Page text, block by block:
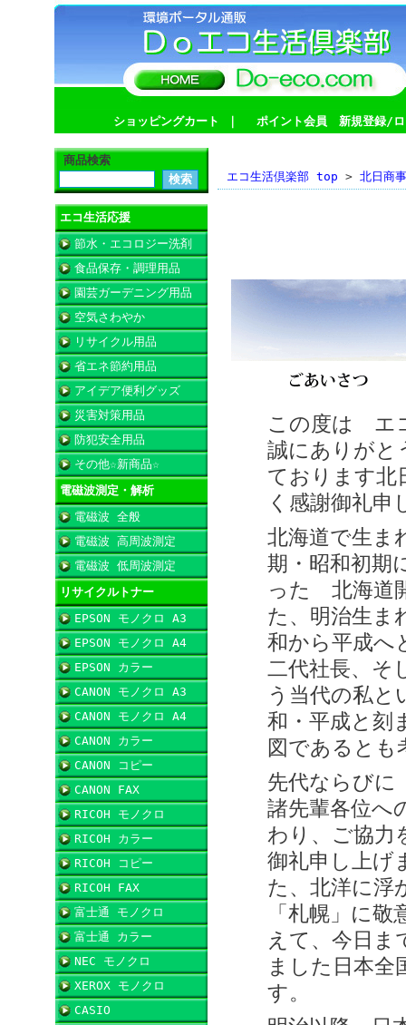
ショッピングカート ポイント会員 新規登録/ロ
商品検索
エコ生活応援
節水・エコロジー洗剤
食品保存・調理用品
園芸ガーデニング用品
空気さわやか
リサイクル用品
省エネ節約用品
アイデア便利グッズ
災害対策用品
防犯安全用品
その他☆新商品☆
電磁波測定・解析
電磁波 全般
電磁波 高周波測定
電磁波 低周波測定
リサイクルトナー
EPSON モノクロ A3
EPSON モノクロ A4
EPSON カラー
CANON モノクロ A3
CANON モノクロ A4
CANON カラー
CANON コピー
CANON FAX
RICOH モノクロ
RICOH カラー
RICOH コピー
RICOH FAX
富士通 モノクロ
富士通 カラー
NEC モノクロ
XEROX モノクロ
CASIO
エコ生活倶楽部 top > 北日商
この度は エ
誠にありがと
ております
く感謝御礼申
北海道で生ま
期・昭和初期
った 北海道
た、明治生ま
和から平成へ
二代社長、そ
う当代の私と
和・平成と刻
図であるとも
先代ならびに
諸先輩各位へ
わり、ご協力
御礼申し上げ
た、北洋に浮
「札幌」に
えて、今日ま
ました日本全
す。